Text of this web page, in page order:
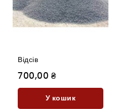
Відсів
700,00 ₴
У кошик